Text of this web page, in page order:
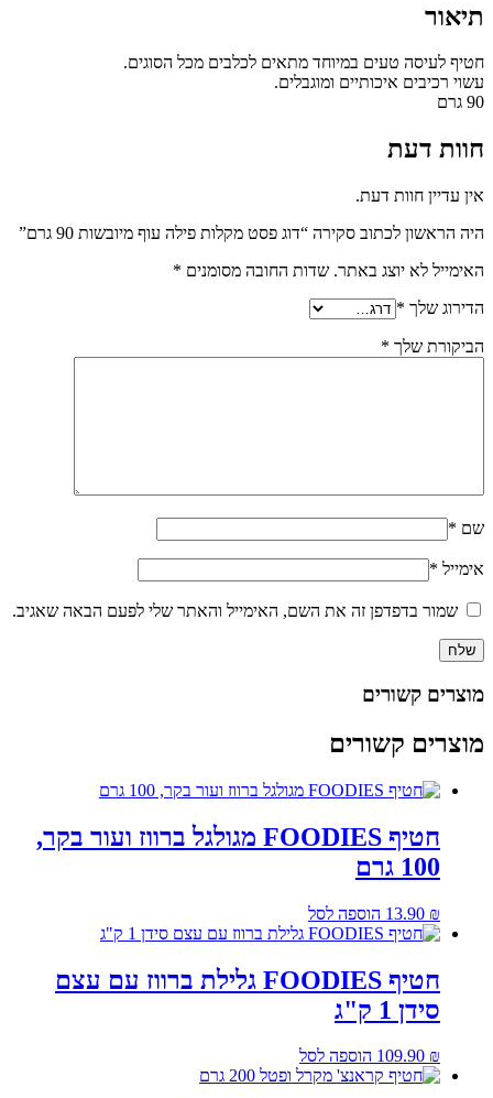
תיאור
חטיף לעיסה טעים במיוחד מתאים לכלבים מכל הסוגים.
עשוי רכיבים איכותיים ומוגבלים.
90 גרם
חוות דעת
אין עדיין חוות דעת.
היה הראשון לכתוב סקירה “דוג פסט מקלות פילה עוף מיובשות 90 גרם”
האימייל לא יוצג באתר. שדות החובה מסומנים *
הדירוג שלך *
הביקורת שלך *
שם *
אימייל *
שמור בדפדפן זה את השם, האימייל והאתר שלי לפעם הבאה שאגיב.
מוצרים קשורים
מוצרים קשורים
חטיף FOODIES מגולגל ברווז ועור בקר,
100 גרם
13.90 ₪ הוספה לסל
חטיף FOODIES גלילת ברווז עם עצם
סידן 1 ק"ג
109.90 ₪ הוספה לסל